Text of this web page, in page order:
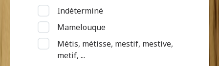
Indéterminé
Mamelouque
Métis, métisse, mestif, mestive,
metif, ...